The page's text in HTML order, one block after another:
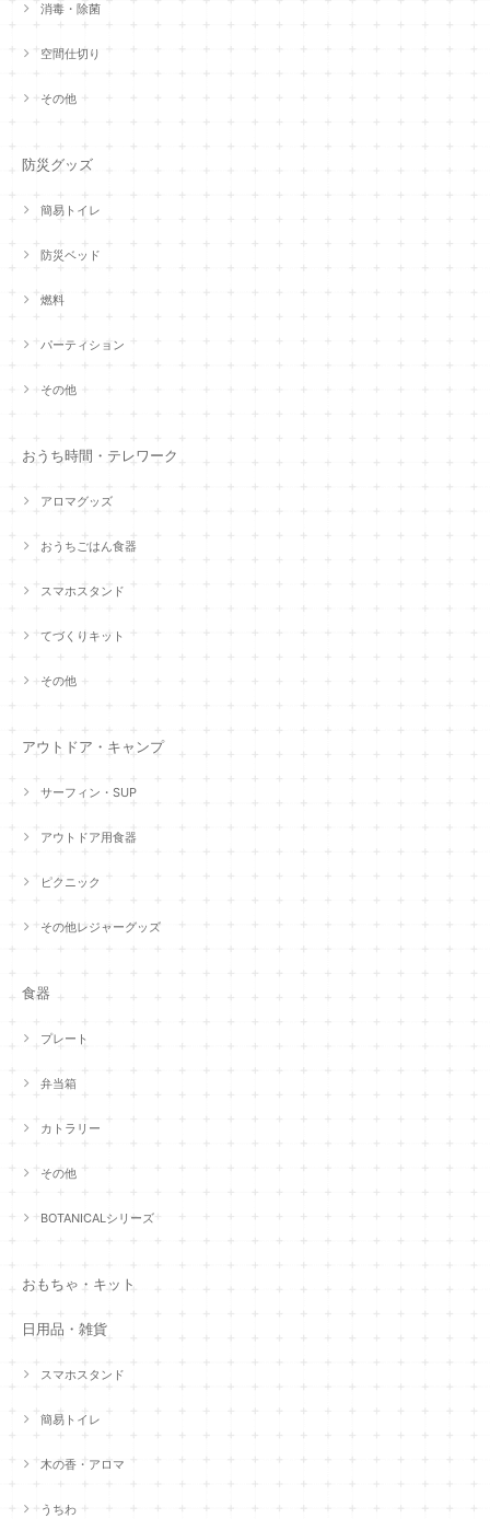
消毒・除菌
空間仕切り
その他
防災グッズ
簡易トイレ
防災ベッド
燃料
パーティション
その他
おうち時間・テレワーク
アロマグッズ
おうちごはん食器
スマホスタンド
てづくりキット
その他
アウトドア・キャンプ
サーフィン・SUP
アウトドア用食器
ピクニック
その他レジャーグッズ
食器
プレート
弁当箱
カトラリー
その他
BOTANICALシリーズ
おもちゃ・キット
日用品・雑貨
スマホスタンド
簡易トイレ
木の香・アロマ
うちわ